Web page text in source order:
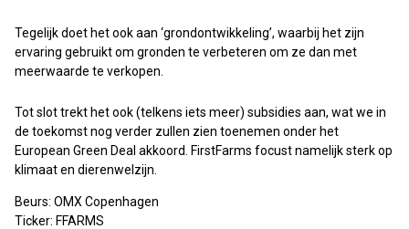
Tegelijk doet het ook aan ‘grondontwikkeling’, waarbij het zijn
ervaring gebruikt om gronden te verbeteren om ze dan met
meerwaarde te verkopen.
Tot slot trekt het ook (telkens iets meer) subsidies aan, wat we in
de toekomst nog verder zullen zien toenemen onder het
European Green Deal akkoord. FirstFarms focust namelijk sterk op
klimaat en dierenwelzijn.
Beurs: OMX Copenhagen
Ticker: FFARMS